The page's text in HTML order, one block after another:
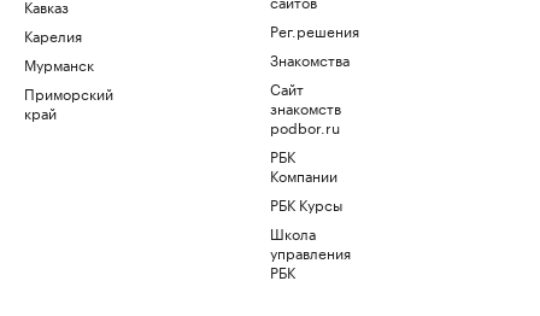
Кавказ
Карелия
Мурманск
Приморский
край
Рег.решения
Знакомства
Сайт
знакомств
podbor.ru
РБК
Компании
РБК Курсы
Школа
управления
РБК